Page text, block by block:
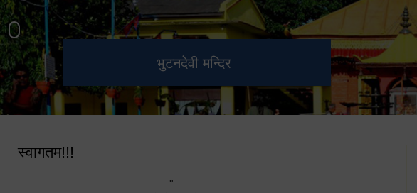
भुटनदेवी मन्दिर
स्मारक
हेटौंडा उपमहानगरपालिका नगर
कार्यपालिकाको कार्यालय
मनकामना डाँडाबाट देखिएको दृश्य
स्वागतम!!!
"